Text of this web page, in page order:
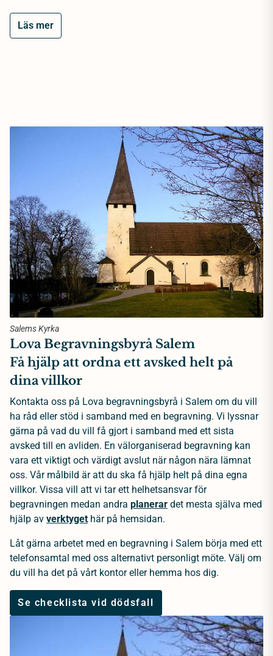
Läs mer
Lova Begravningsbyrå Salem
Få hjälp att ordna ett avsked helt på
dina villkor
Kontakta oss på Lova begravningsbyrå i Salem om du vill
ha råd eller stöd i samband med en begravning. Vi lyssnar
gärna på vad du vill få gjort i samband med ett sista
avsked till en avliden. En välorganiserad begravning kan
vara ett viktigt och värdigt avslut när någon nära lämnat
oss. Vår målbild är att du ska få hjälp helt på dina egna
villkor. Vissa vill att vi tar ett helhetsansvar för
begravningen medan andra planerar det mesta själva med
hjälp av verktyget här på hemsidan.
Låt gärna arbetet med en begravning i Salem börja med ett
telefonsamtal med oss alternativt personligt möte. Välj om
du vill ha det på vårt kontor eller hemma hos dig.
Se checklista vid dödsfall
Salems Kyrka